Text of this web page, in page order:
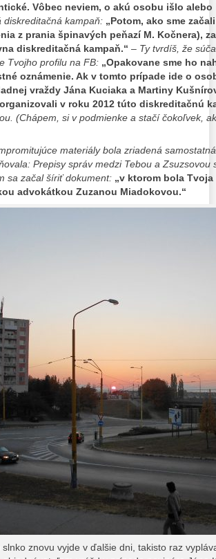
Vôbec neviem, o akú osobu išlo
diskreditačná kampaň: „Potom, ako sme
z prania špinavých peňazí M. Kočnera),
diskreditačná kampaň.“ – Ty tvrdíš, že
Tvojho profilu na FB: „Opakovane sme ho
oznámenie. Ak v tomto prípade ide o
vraždy Jána Kuciaka a Martiny
v roku 2012 túto diskreditačnú
(Chápem, si v podmienke a stačí čokoľvek,
materiály bola zriadená
Prepisy správ medzi Tebou a Zsuzsovou
sa začal šíriť dokument: „v ktorom bola
advokátkou Zuzanou Miadokovou.“
znovu vyjde v ďalšie dni, takisto raz